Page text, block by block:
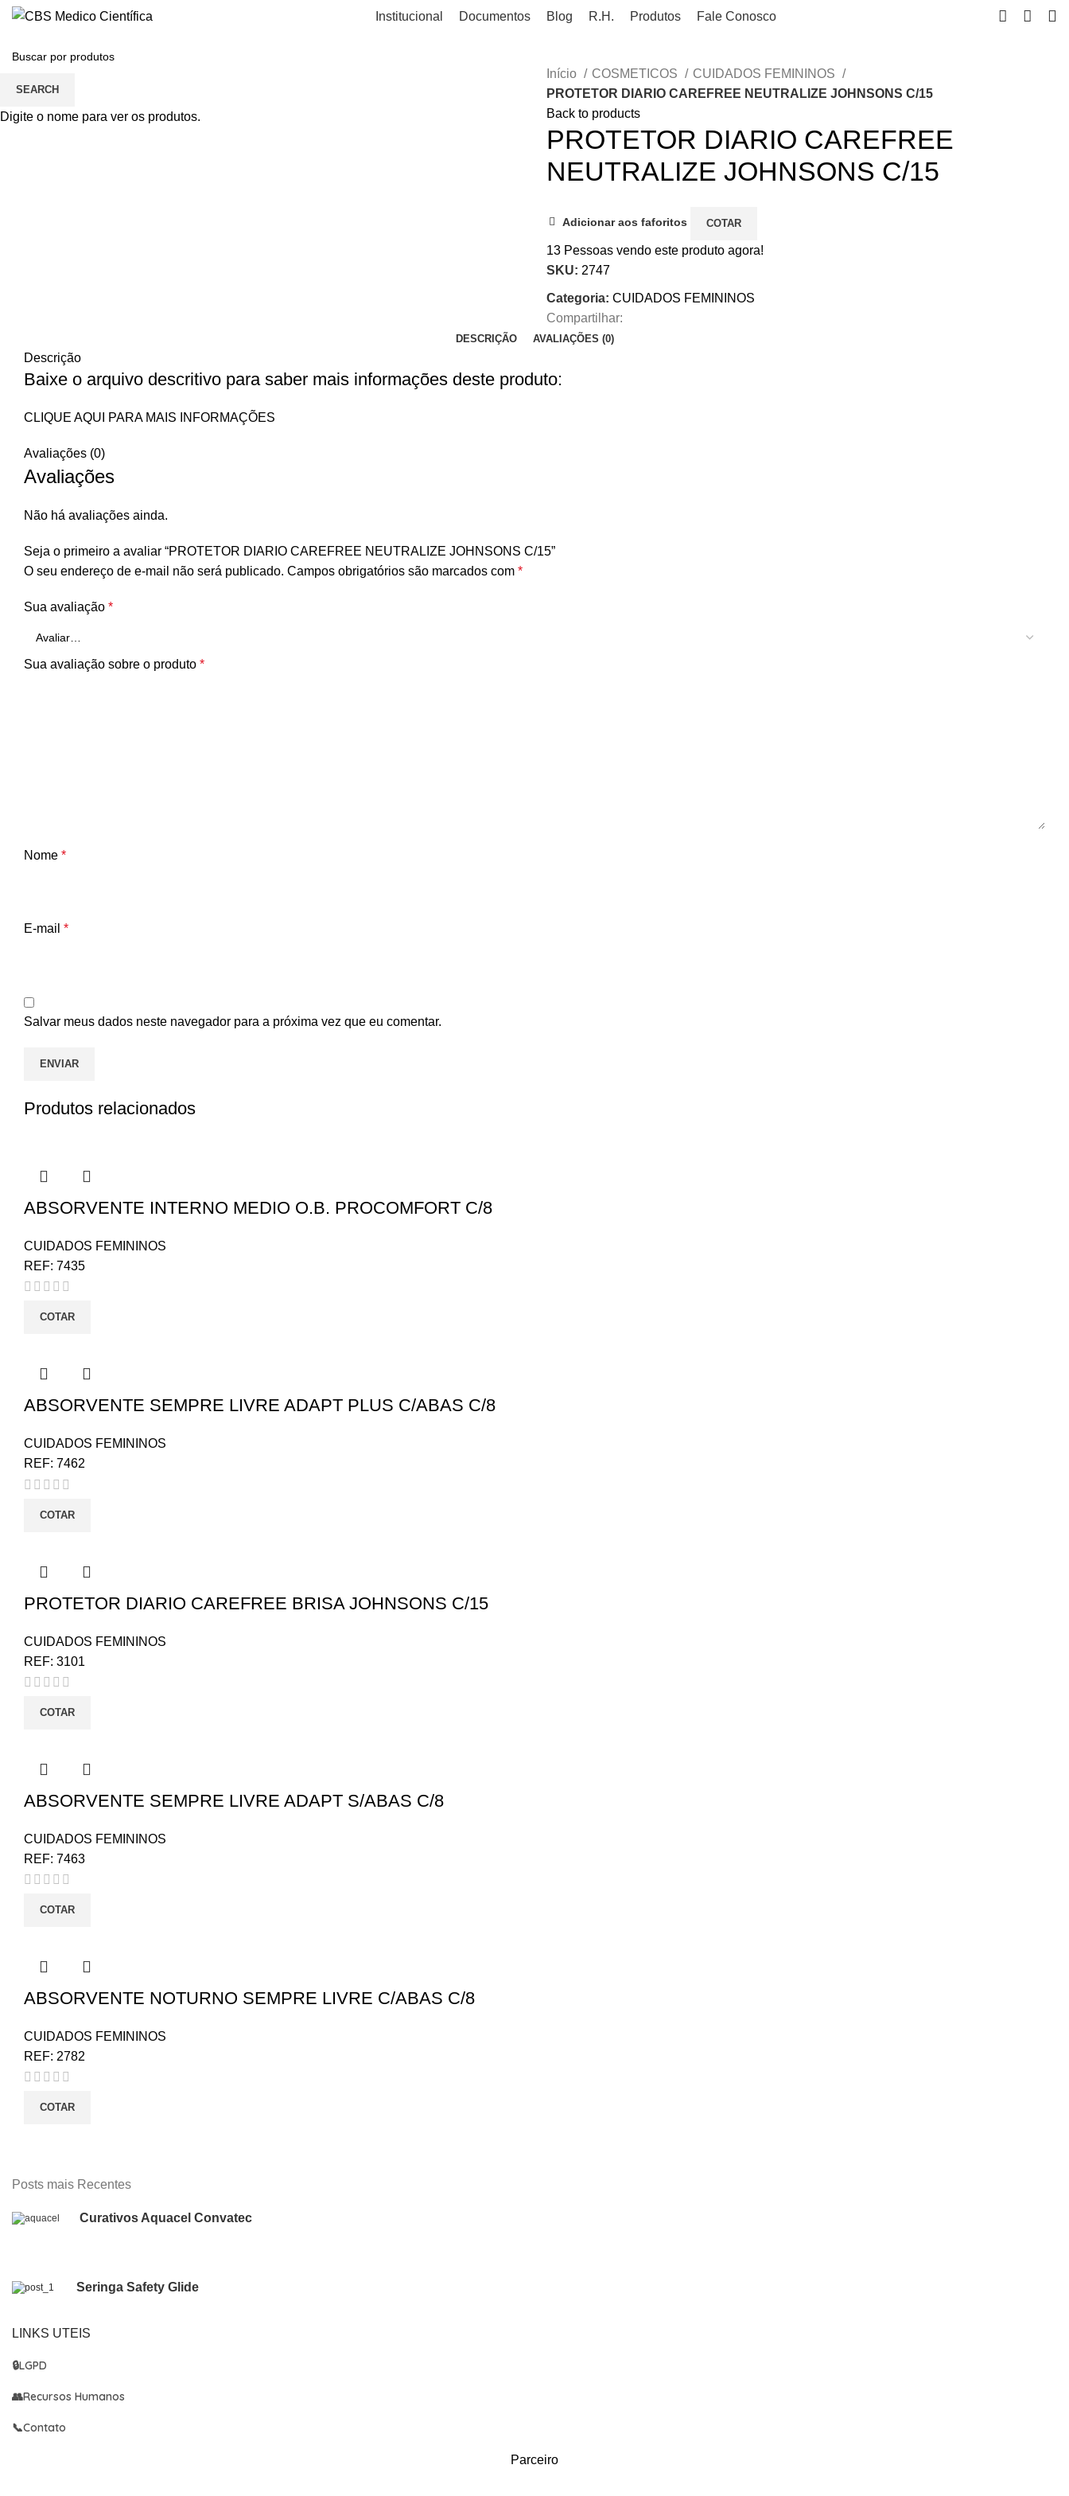
Institucional Documentos Blog R.H. Produtos Fale Conosco
Início COSMETICOS
CUIDADOS FEMININOS
PROTETOR DIARIO CAREFREE NEUTRALIZE JOHNSONS C/15
Back to products
PROTETOR DIARIO CAREFREE
NEUTRALIZE JOHNSONS C/15
Adicionar aos faforitos COTAR
13 Pessoas vendo este produto agora!
SKU: 2747
Categoria: CUIDADOS FEMININOS
Compartilhar:
DESCRIÇÃO AVALIAÇÕES (0)
Descrição
Baixe o arquivo descritivo para saber mais informações deste produto:
CLIQUE AQUI PARA MAIS INFORMAÇÕES
Avaliações (0)
Avaliações
Não há avaliações ainda.
Seja o primeiro a avaliar “PROTETOR DIARIO CAREFREE NEUTRALIZE JOHNSONS C/15”
O seu endereço de e-mail não será publicado. Campos obrigatórios são marcados com *
Sua avaliação *
Sua avaliação sobre o produto *
Nome *
E-mail *
Salvar meus dados neste navegador para a próxima vez que eu comentar.
Produtos relacionados
ABSORVENTE INTERNO MEDIO O.B. PROCOMFORT C/8
CUIDADOS FEMININOS
REF: 7435
COTAR
ABSORVENTE SEMPRE LIVRE ADAPT PLUS C/ABAS C/8
CUIDADOS FEMININOS
REF: 7462
COTAR
PROTETOR DIARIO CAREFREE BRISA JOHNSONS C/15
CUIDADOS FEMININOS
REF: 3101
COTAR
ABSORVENTE SEMPRE LIVRE ADAPT S/ABAS C/8
CUIDADOS FEMININOS
REF: 7463
COTAR
ABSORVENTE NOTURNO SEMPRE LIVRE C/ABAS C/8
CUIDADOS FEMININOS
REF: 2782
COTAR
Posts mais Recentes
Curativos Aquacel Convatec
Seringa Safety Glide
LINKS UTEIS
🔒LGPD
👥Recursos Humanos
📞Contato
Parceiro
SEARCH
Digite o nome para ver os produtos.